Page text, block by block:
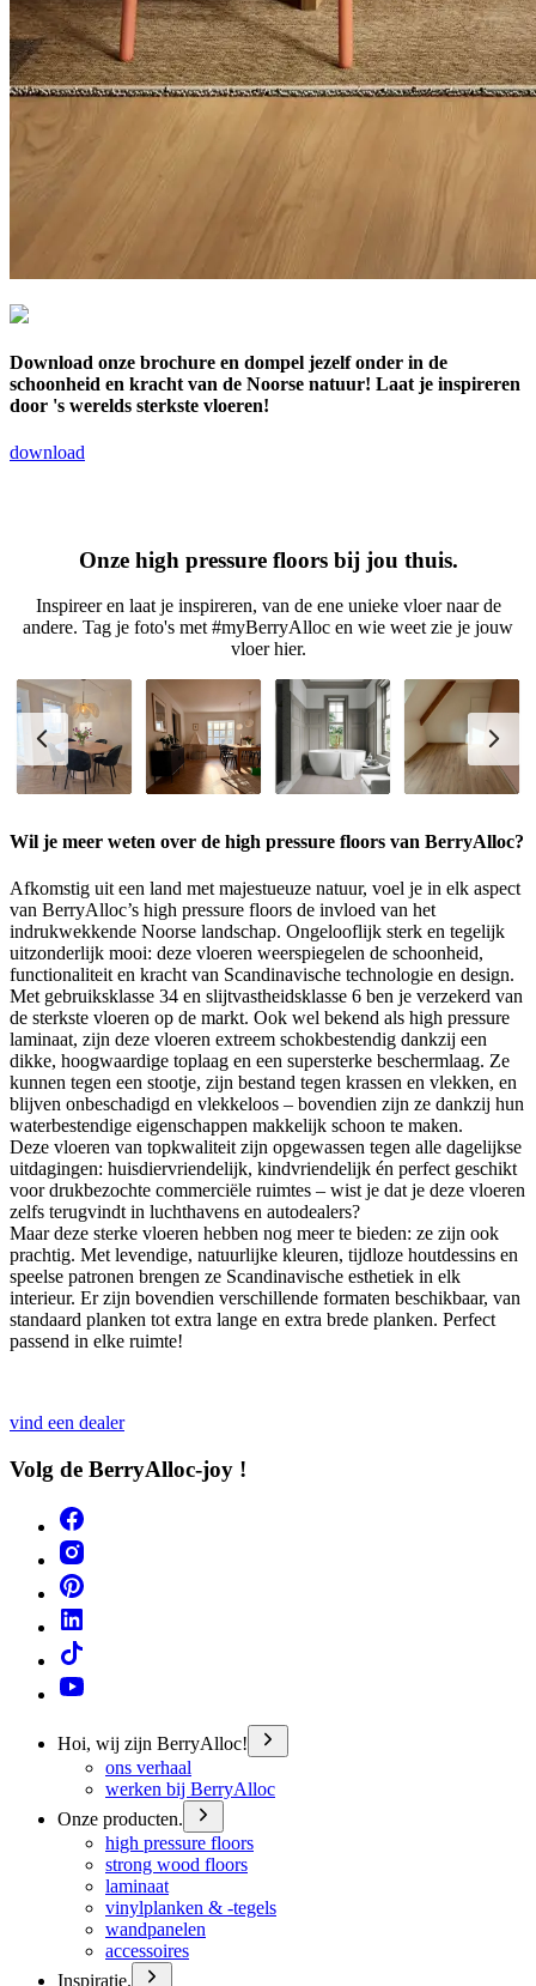
Download onze brochure en dompel jezelf onder in de
schoonheid en kracht van de Noorse natuur! Laat je inspireren
door 's werelds sterkste vloeren!
download
Onze high pressure floors bij jou thuis.
Inspireer en laat je inspireren, van de ene unieke vloer naar de
andere. Tag je foto's met #myBerryAlloc en wie weet zie je jouw
vloer hier.
Wil je meer weten over de high pressure floors van BerryAlloc?
Afkomstig uit een land met majestueuze natuur, voel je in elk aspect
van BerryAlloc’s high pressure floors de invloed van het
indrukwekkende Noorse landschap. Ongelooflijk sterk en tegelijk
uitzonderlijk mooi: deze vloeren weerspiegelen de schoonheid,
functionaliteit en kracht van Scandinavische technologie en design.
Met gebruiksklasse 34 en slijtvastheidsklasse 6 ben je verzekerd van
de sterkste vloeren op de markt. Ook wel bekend als high pressure
laminaat, zijn deze vloeren extreem schokbestendig dankzij een
dikke, hoogwaardige toplaag en een supersterke beschermlaag. Ze
kunnen tegen een stootje, zijn bestand tegen krassen en vlekken, en
blijven onbeschadigd en vlekkeloos – bovendien zijn ze dankzij hun
waterbestendige eigenschappen makkelijk schoon te maken.
Deze vloeren van topkwaliteit zijn opgewassen tegen alle dagelijkse
uitdagingen: huisdiervriendelijk, kindvriendelijk én perfect geschikt
voor drukbezochte commerciële ruimtes – wist je dat je deze vloeren
zelfs terugvindt in luchthavens en autodealers?
Maar deze sterke vloeren hebben nog meer te bieden: ze zijn ook
prachtig. Met levendige, natuurlijke kleuren, tijdloze houtdessins en
speelse patronen brengen ze Scandinavische esthetiek in elk
interieur. Er zijn bovendien verschillende formaten beschikbaar, van
standaard planken tot extra lange en extra brede planken. Perfect
passend in elke ruimte!
vind een dealer
Volg de BerryAlloc-joy !
Hoi, wij zijn BerryAlloc!
ons verhaal
werken bij BerryAlloc
Onze producten.
high pressure floors
strong wood floors
laminaat
vinylplanken & -tegels
wandpanelen
accessoires
Inspiratie.